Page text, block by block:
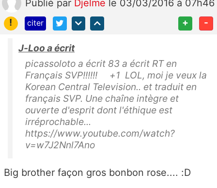
Publié par Djelme le 03/03/2016 à 07h46
!
citer + -
J-Loo a écrit
picassoloto a écrit 83 a écrit RT en
Français SVP!!!!!! +1 LOL, moi je veux la
Korean Central Television.. et traduit en
français SVP. Une chaîne intègre et
ouverte d'esprit dont l'éthique est
irréprochable...
https://www.youtube.com/watch?
v=w7J2Nnl7Ano
Big brother façon gros bonbon rose.... :D